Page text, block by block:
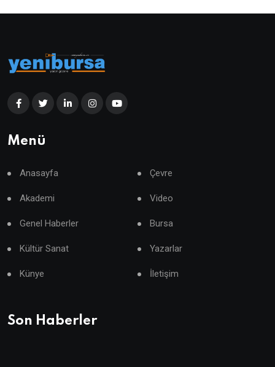
Menü
Anasayfa Çevre
Akademi Video
Genel Haberler Bursa
Kültür Sanat Yazarlar
Künye İletişim
Son Haberler